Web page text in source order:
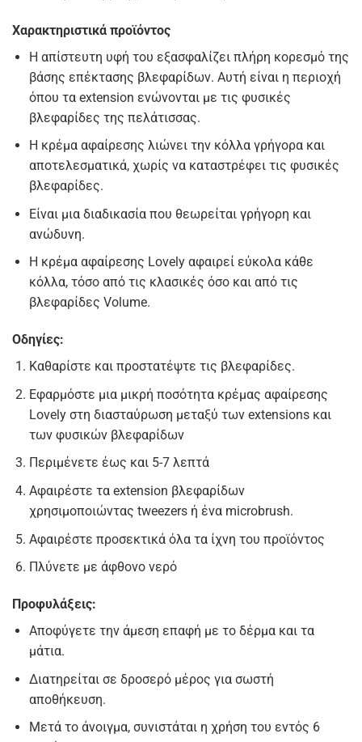
Χαρακτηριστικά προϊόντος
Η απίστευτη υφή του εξασφαλίζει πλήρη κορεσμό της
βάσης επέκτασης βλεφαρίδων. Αυτή είναι η περιοχή
όπου τα extension ενώνονται με τις φυσικές
βλεφαρίδες της πελάτισσας.
Η κρέμα αφαίρεσης λιώνει την κόλλα γρήγορα και
αποτελεσματικά, χωρίς να καταστρέφει τις φυσικές
βλεφαρίδες.
Είναι μια διαδικασία που θεωρείται γρήγορη και
ανώδυνη.
Η κρέμα αφαίρεσης Lovely αφαιρεί εύκολα κάθε
κόλλα, τόσο από τις κλασικές όσο και από τις
βλεφαρίδες Volume.
Οδηγίες:
Καθαρίστε και προστατέψτε τις βλεφαρίδες.
Εφαρμόστε μια μικρή ποσότητα κρέμας αφαίρεσης
Lovely στη διασταύρωση μεταξύ των extensions και
των φυσικών βλεφαρίδων
Περιμένετε έως και 5-7 λεπτά
Αφαιρέστε τα extension βλεφαρίδων
χρησιμοποιώντας tweezers ή ένα microbrush.
Αφαιρέστε προσεκτικά όλα τα ίχνη του προϊόντος
Πλύνετε με άφθονο νερό
Προφυλάξεις:
Αποφύγετε την άμεση επαφή με το δέρμα και τα
μάτια.
Διατηρείται σε δροσερό μέρος για σωστή
αποθήκευση.
Μετά το άνοιγμα, συνιστάται η χρήση του εντός 6